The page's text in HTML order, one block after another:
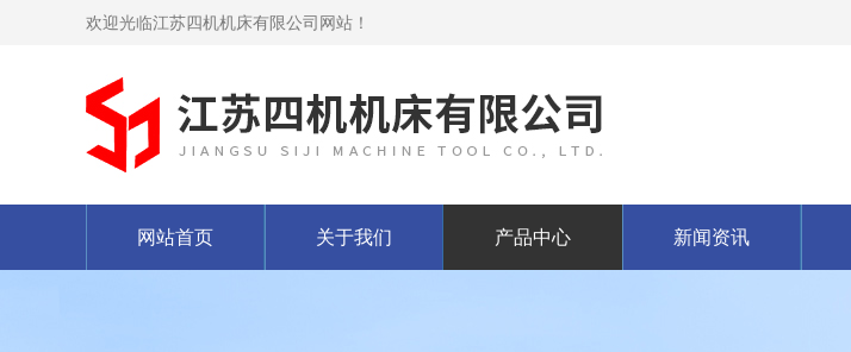
欢迎光临江苏四机机床有限公司网站！
网站首页 关于我们 产品中心 新闻资讯